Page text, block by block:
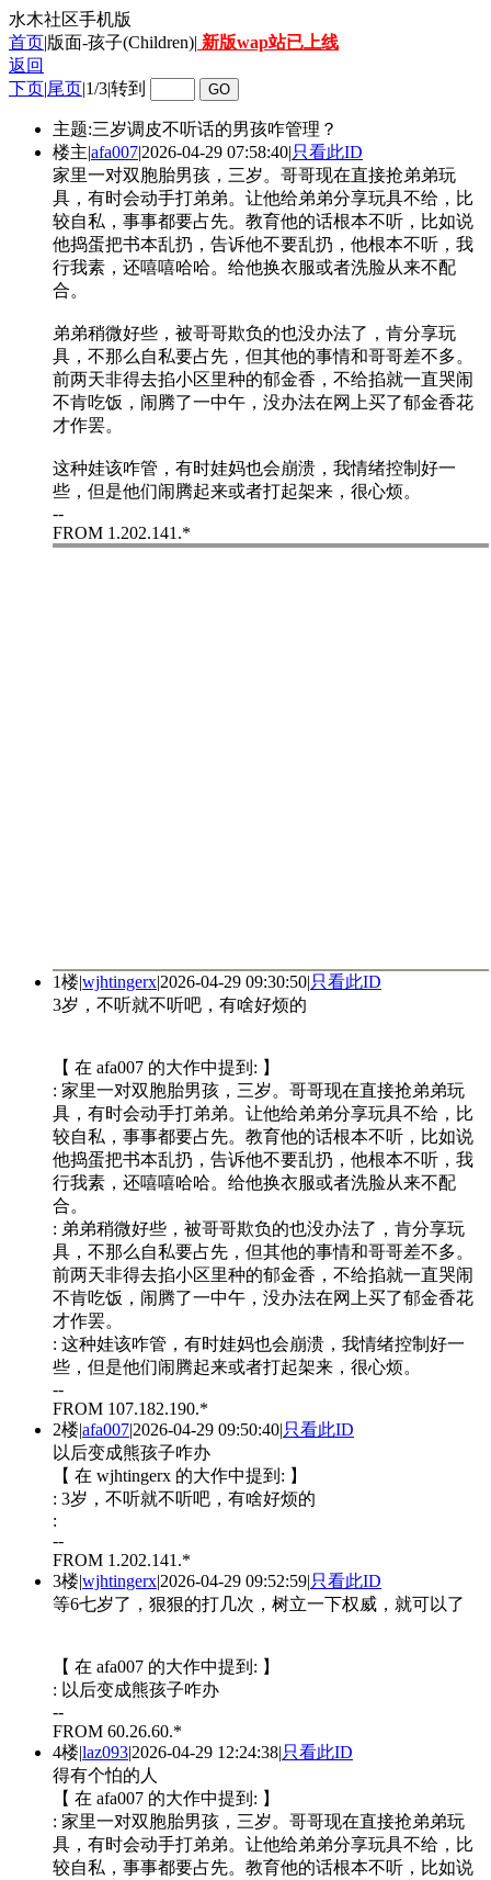
水木社区手机版
首页|版面-孩子(Children)| 新版wap站已上线
返回
下页|尾页|1/3|转到
主题:三岁调皮不听话的男孩咋管理？
楼主|afa007|2026-04-29 07:58:40|只看此ID
家里一对双胞胎男孩，三岁。哥哥现在直接抢弟弟玩
具，有时会动手打弟弟。让他给弟弟分享玩具不给，比
较自私，事事都要占先。教育他的话根本不听，比如说
他捣蛋把书本乱扔，告诉他不要乱扔，他根本不听，我
行我素，还嘻嘻哈哈。给他换衣服或者洗脸从来不配
合。
弟弟稍微好些，被哥哥欺负的也没办法了，肯分享玩
具，不那么自私要占先，但其他的事情和哥哥差不多。
前两天非得去掐小区里种的郁金香，不给掐就一直哭闹
不肯吃饭，闹腾了一中午，没办法在网上买了郁金香花
才作罢。
这种娃该咋管，有时娃妈也会崩溃，我情绪控制好一
些，但是他们闹腾起来或者打起架来，很心烦。
--
FROM 1.202.141.*
1楼|wjhtingerx|2026-04-29 09:30:50|只看此ID
3岁，不听就不听吧，有啥好烦的
【 在 afa007 的大作中提到: 】
: 家里一对双胞胎男孩，三岁。哥哥现在直接抢弟弟玩
具，有时会动手打弟弟。让他给弟弟分享玩具不给，比
较自私，事事都要占先。教育他的话根本不听，比如说
他捣蛋把书本乱扔，告诉他不要乱扔，他根本不听，我
行我素，还嘻嘻哈哈。给他换衣服或者洗脸从来不配
合。
: 弟弟稍微好些，被哥哥欺负的也没办法了，肯分享玩
具，不那么自私要占先，但其他的事情和哥哥差不多。
前两天非得去掐小区里种的郁金香，不给掐就一直哭闹
不肯吃饭，闹腾了一中午，没办法在网上买了郁金香花
才作罢。
: 这种娃该咋管，有时娃妈也会崩溃，我情绪控制好一
些，但是他们闹腾起来或者打起架来，很心烦。
--
FROM 107.182.190.*
2楼|afa007|2026-04-29 09:50:40|只看此ID
以后变成熊孩子咋办
【 在 wjhtingerx 的大作中提到: 】
: 3岁，不听就不听吧，有啥好烦的
:
--
FROM 1.202.141.*
3楼|wjhtingerx|2026-04-29 09:52:59|只看此ID
等6七岁了，狠狠的打几次，树立一下权威，就可以了
【 在 afa007 的大作中提到: 】
: 以后变成熊孩子咋办
--
FROM 60.26.60.*
4楼|laz093|2026-04-29 12:24:38|只看此ID
得有个怕的人
【 在 afa007 的大作中提到: 】
: 家里一对双胞胎男孩，三岁。哥哥现在直接抢弟弟玩
具，有时会动手打弟弟。让他给弟弟分享玩具不给，比
较自私，事事都要占先。教育他的话根本不听，比如说